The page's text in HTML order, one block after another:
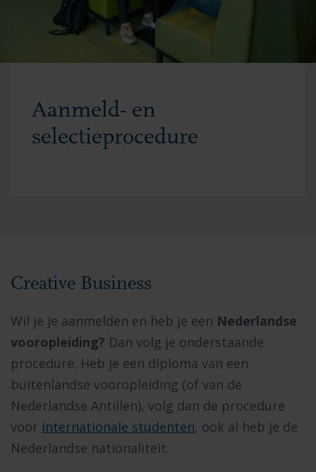
Aanmeld- en
selectieprocedure
Creative Business
Wil je je aanmelden en heb je een Nederlandse
vooropleiding? Dan volg je onderstaande
procedure. Heb je een diploma van een
buitenlandse vooropleiding (of van de
Nederlandse Antillen), volg dan de procedure
voor internationale studenten, ook al heb je de
Nederlandse nationaliteit.